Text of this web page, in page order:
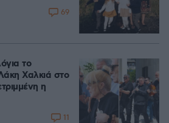
69
το
Χαλκιά στο
η
11